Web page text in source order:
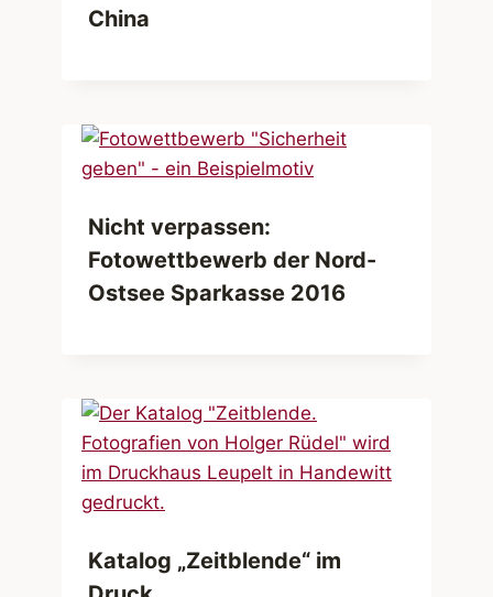
China
Nicht verpassen:
Fotowettbewerb der Nord-
Ostsee Sparkasse 2016
Katalog „Zeitblende“ im